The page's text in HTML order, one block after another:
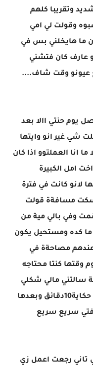
وتقريبا كلهم
وقولت لي امي
ما هايخلني بس في
عارف كان فتشني
عيونو وقت شاف....
يوم حنتي االا بعد
شي غير انو وايتها
انا العملتوو اذا كان
امل الكبيرة
لانو كانت في فترة
سكت مسافةة قولت
وفي بالي مية من
كده ومستحيل يكون
عندهم مصاحةة في
كنتا محتاجه
سالتني مالي شكلي
متغير بدون مقدمات حضنتها شديد حكاية10دقائق وبعدها
سريع سريع
تاني رجعت اعمل زي